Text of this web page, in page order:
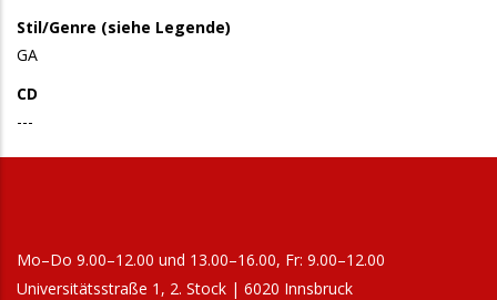
Stil/Genre (siehe Legende)
GA
CD
---
Mo–Do 9.00–12.00 und 13.00–16.00, Fr: 9.00–12.00
Universitätsstraße 1, 2. Stock | 6020 Innsbruck